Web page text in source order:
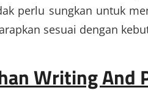
perlu sungkan untuk
sesuai dengan
Writing And